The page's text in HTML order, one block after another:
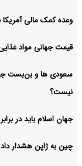
وعده کمک مالی آمریکا
قیمت جهانی مواد
سعودی ها و بن‌بست
نیست؟
جهان اسلام باید در
چین به ژاپن هشدار داد